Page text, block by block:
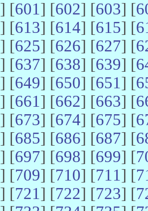
] [601] [602] [603] [
] [613] [614] [615] [
] [625] [626] [627] [
] [637] [638] [639] [
] [649] [650] [651] [
] [661] [662] [663] [
] [673] [674] [675] [
] [685] [686] [687] [
] [697] [698] [699] [
] [709] [710] [711] [
] [721] [722] [723] [